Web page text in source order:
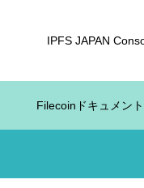
IPFS JAPAN
Filecoinドキュメント